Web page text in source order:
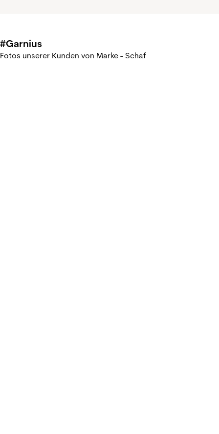
#Garnius
Fotos unserer Kunden von Marke - Schaf